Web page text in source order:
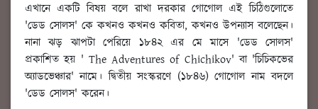
এখানে একটি বিষয় বলে রাখা দরকার গোগোল এই চিঠিগুলোতে
'ডেড সোলস' কে কখনও কখনও কবিতা, কখনও উপন্যাস বলেছেন।
নানা ঝড় ঝাপটা পেরিয়ে ১৮৪২ এর মে মাসে 'ডেড সোলস'
প্রকাশিত হয় ' The Adventures of Chichikov' বা 'চিচিকভের
অ্যাডভেঞ্চার' নামে। দ্বিতীয় সংস্করণে (১৮৪৬) গোগোল নাম বদলে
'ডেড সোলস' করেন।